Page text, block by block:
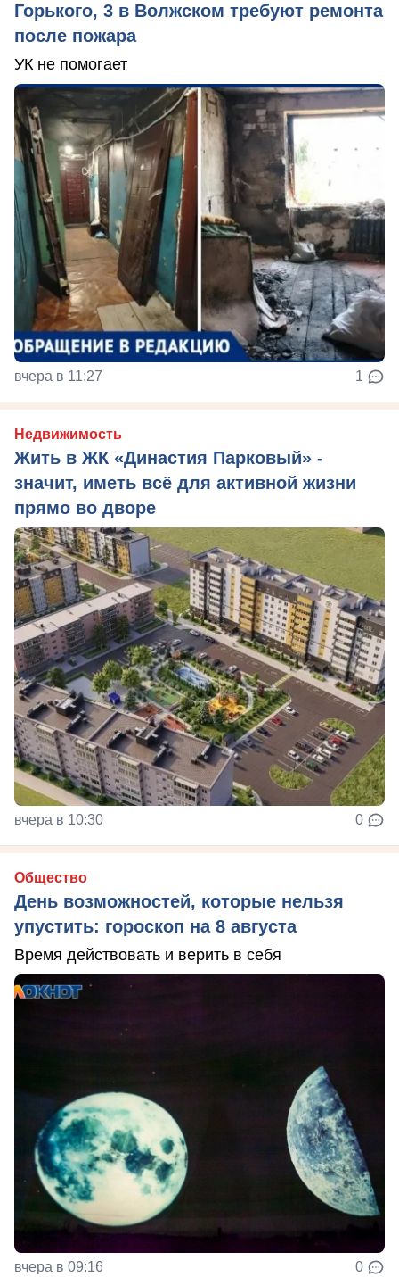
Горького, 3 в Волжском требуют ремонта
после пожара
УК не помогает
вчера в 11:27 1
Недвижимость
Жить в ЖК «Династия Парковый» -
значит, иметь всё для активной жизни
прямо во дворе
вчера в 10:30 0
Общество
День возможностей, которые нельзя
упустить: гороскоп на 8 августа
Время действовать и верить в себя
вчера в 09:16 0